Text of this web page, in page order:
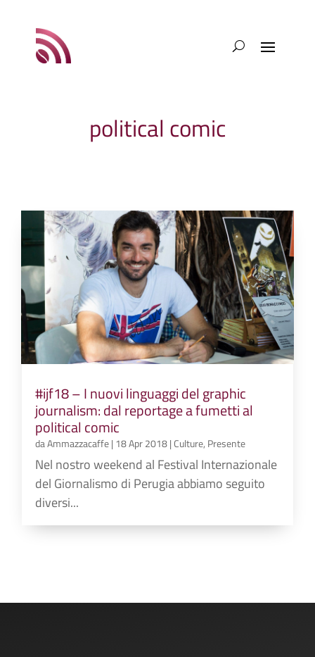
political comic
#ijf18 – I nuovi linguaggi del graphic
journalism: dal reportage a fumetti al
political comic
daAmmazzacaffe| 18 Apr 2018|Culture, Presente
Nel nostro weekend al Festival Internazionale
del Giornalismo di Perugia abbiamo seguito
diversi...